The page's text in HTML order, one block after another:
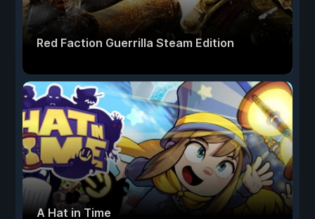
Red Faction Guerrilla Steam Edition
A Hat in Time